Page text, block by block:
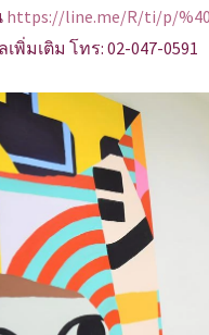
https://line.me/R/ti/p/
มเติม โทร: 02-047-0591